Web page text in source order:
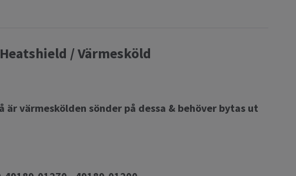
/ Värmesköld
är värmeskölden sönder på dessa & behöver bytas ut